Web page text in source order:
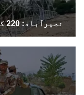
بلوچ اسٹوڈنٹس
بلوچ شاعر سخی
اظہار کرتے
نوجوانوں کی
ساتھ جاری ہیں۔